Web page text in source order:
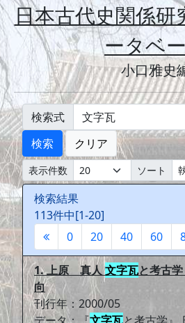
日本古代史関係研
ータベ
小口雅史
検索式
検索
クリア
表示件数 ソート
検索結果
113件中[1-20]
0
20 40 60
1. 上原 真人文字瓦と考古
向
刊行年：2000/05